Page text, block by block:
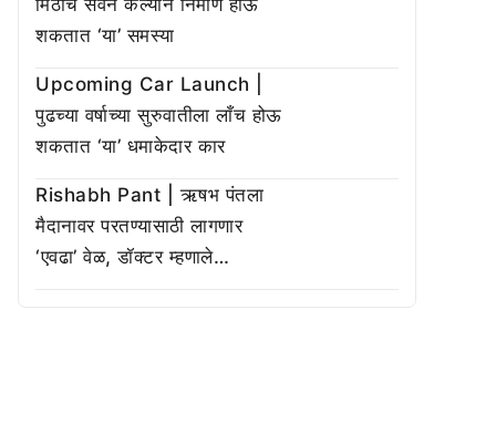
मिठाचे सेवन केल्याने निर्माण होऊ
शकतात ‘या’ समस्या
Upcoming Car Launch |
पुढच्या वर्षाच्या सुरुवातीला लाँच होऊ
शकतात ‘या’ धमाकेदार कार
Rishabh Pant | ऋषभ पंतला
मैदानावर परतण्यासाठी लागणार
‘एवढा’ वेळ, डॉक्टर म्हणाले…